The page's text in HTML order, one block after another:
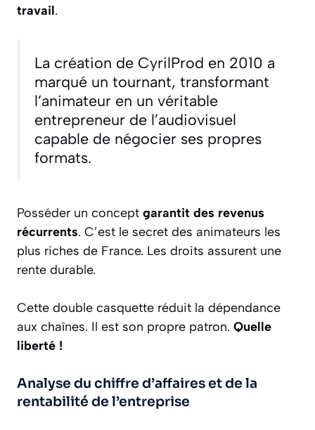
travail.
La création de CyrilProd en 2010 a
marqué un tournant, transformant
l’animateur en un véritable
entrepreneur de l’audiovisuel
capable de négocier ses propres
formats.
Posséder un concept garantit des revenus
récurrents. C’est le secret des animateurs les
plus riches de France. Les droits assurent une
rente durable.
Cette double casquette réduit la dépendance
aux chaînes. Il est son propre patron. Quelle
liberté !
Analyse du chiffre d’affaires et de la
rentabilité de l’entreprise